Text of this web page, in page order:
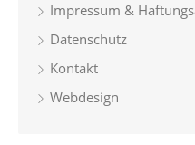
Impressum &
Datenschutz
Kontakt
Webdesign